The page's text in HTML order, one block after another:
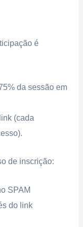
é
da sessão em
(cada
de inscrição:
SPAM
do link